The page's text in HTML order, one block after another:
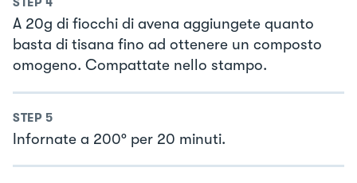
A 20g di fiocchi di avena aggiungete quanto
basta di tisana fino ad ottenere un composto
omogeno. Compattate nello stampo.
STEP 5
Infornate a 200° per 20 minuti.